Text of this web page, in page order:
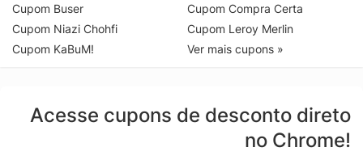
Cupom Buser
Cupom Niazi Chohfi
Cupom KaBuM!
Cupom Compra Certa
Cupom Leroy Merlin
Ver mais cupons »
Acesse cupons de desconto direto
no Chrome!